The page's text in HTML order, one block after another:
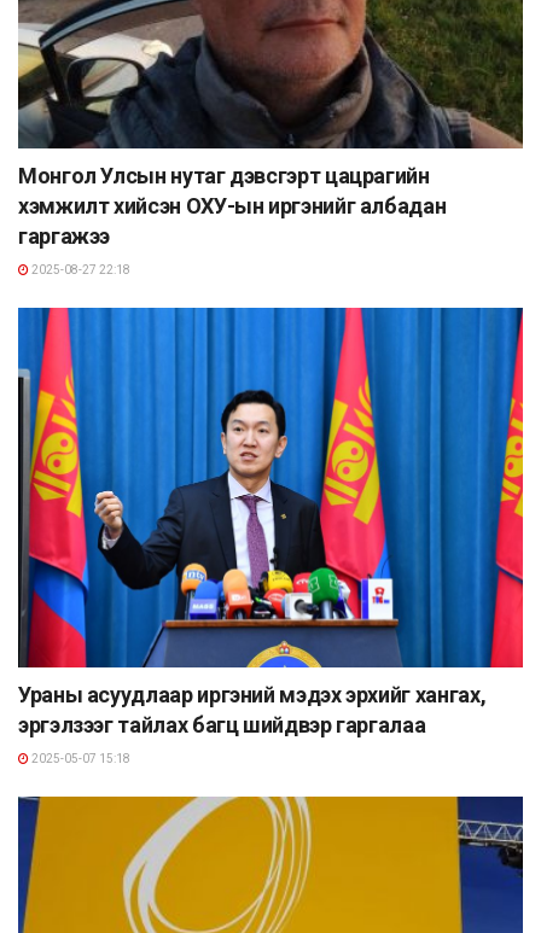
Монгол Улсын нутаг дэвсгэрт цацрагийн
хэмжилт хийсэн ОХУ-ын иргэнийг албадан
гаргажээ
2025-08-27 22:18
Ураны асуудлаар иргэний мэдэх эрхийг хангах,
эргэлзээг тайлах багц шийдвэр гаргалаа
2025-05-07 15:18